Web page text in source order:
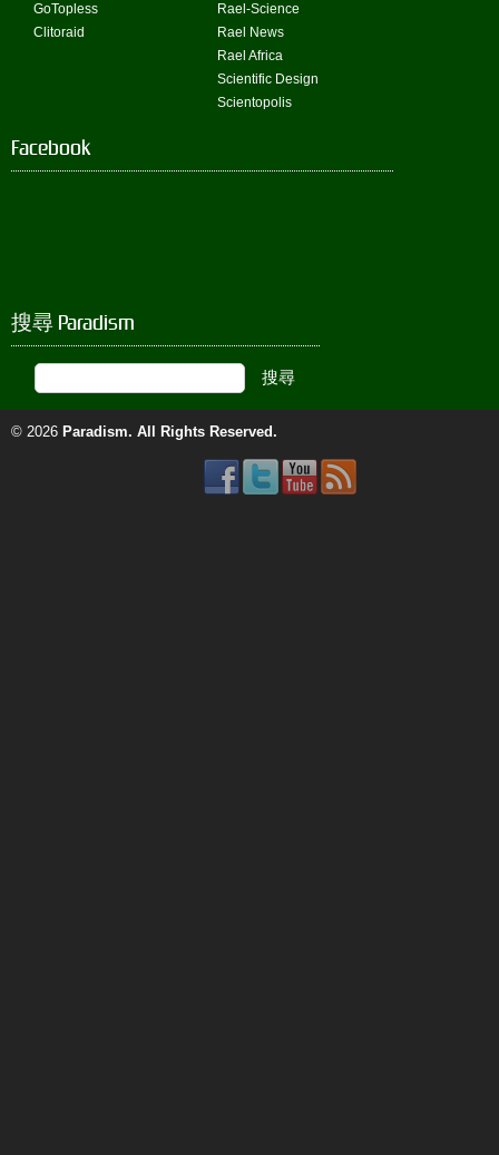
GoTopless
Clitoraid
Rael-Science
Rael News
Rael Africa
Scientific Design
Scientopolis
Facebook
搜尋 Paradism
© 2026 Paradism. All Rights Reserved.